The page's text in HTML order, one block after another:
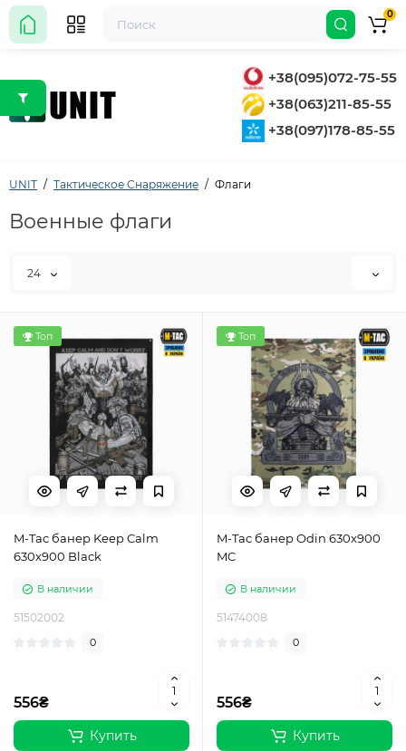
+38(095)072-75-55
+38(063)211-85-55
+38(097)178-85-55
0
UNIT Тактическое Снаряжение Флаги
Военные флаги
24
Топ
M-Tac банер Keep Calm
630x900 Black
В наличии
51502002
0
556₴
Купить
Топ
M-Tac банер Odin 630x900
MC
В наличии
51474008
0
556₴
Купить